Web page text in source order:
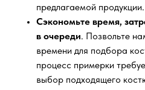
предлагаемой продукции.
Сэкономьте время,
в очереди. Позвольте
времени для подбора
процесс примерки
выбор подходящего